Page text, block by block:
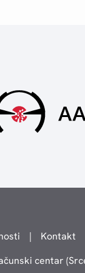
|
Kontakt
centar